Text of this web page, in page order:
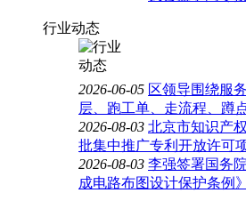
行业动态
2026-06-05 区领导围绕服
层、跑工单、走流程、蹲
2026-08-03 北京市知识产
批集中推广专利开放许可
2026-08-03 李强签署国务
成电路布图设计保护条例》